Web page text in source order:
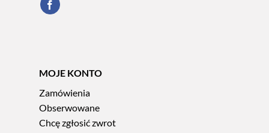
MOJE KONTO
Zamówienia
Obserwowane
Chcę zgłosić zwrot